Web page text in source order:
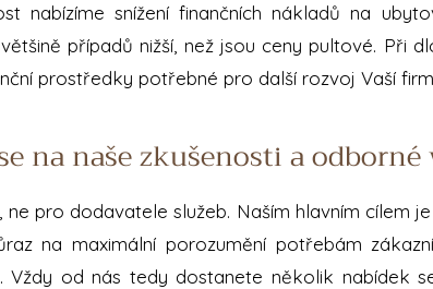
nabízíme snížení finančních nákladů na
případů nižší, než jsou ceny pultové. Při
prostředky potřebné pro další rozvoj Vaší
na naše zkušenosti a odborné
ne pro dodavatele služeb. Naším hlavním cílem
na maximální porozumění potřebám
Vždy od nás tedy dostanete několik nabídek